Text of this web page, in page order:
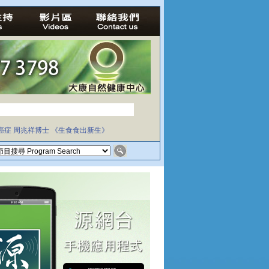
症 周兆祥博士 《生食食出新生》